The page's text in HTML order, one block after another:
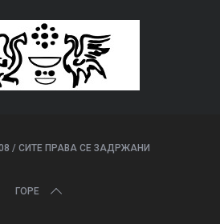
/ СИТЕ ПРАВА СЕ ЗАДРЖАНИ
ГОРЕ